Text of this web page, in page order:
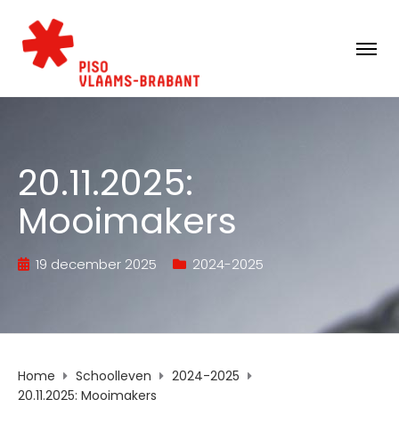
20.11.2025:
Mooimakers
19 december 2025 2024-2025
Home Schoolleven
2024-2025
20.11.2025: Mooimakers